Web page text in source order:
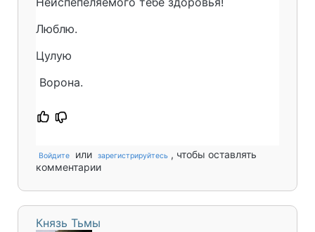
Люблю.
Цулую
Ворона.
Войдите или зарегистрируйтесь , чтобы оставлять
комментарии
Князь Тьмы